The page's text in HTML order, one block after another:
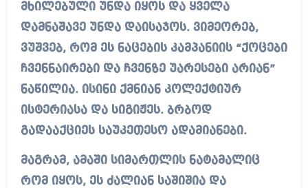
მხილებული უნდა იყოს და ყველა
დამნაშავე უნდა დაისაჯოს. ვიმეორებ,
ვუშვებ, რომ ეს ნაცების კამპანიის “ქოცები
ჩვენნაირები და ჩვენზე უარესები არიან”
ნაწილია. ისინი ქმნიან კოლექტიურ
ისტერიასა და სიგიჟეს. ბრბოდ
გადააქციეს საუკეთესო ადამიანები.
მაგრამ, ამაში სიმართლის ნატამალიც
რომ იყოს, ეს ძალიან საშიშია და